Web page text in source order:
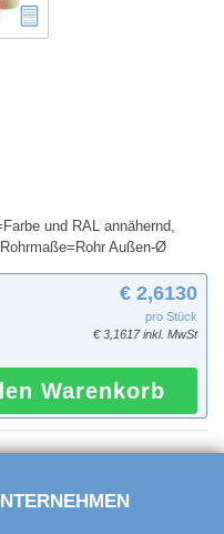
und RAL annähernd,
Außen-Ø
€ 2,6130
pro Stück
€ 3,1617 inkl. MwSt
Warenkorb